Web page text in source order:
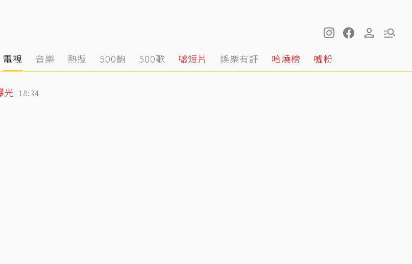
電視 音樂 熱搜 500齣 500歌 噓短片 娛樂有評 哈燒榜 噓粉
光 18:34